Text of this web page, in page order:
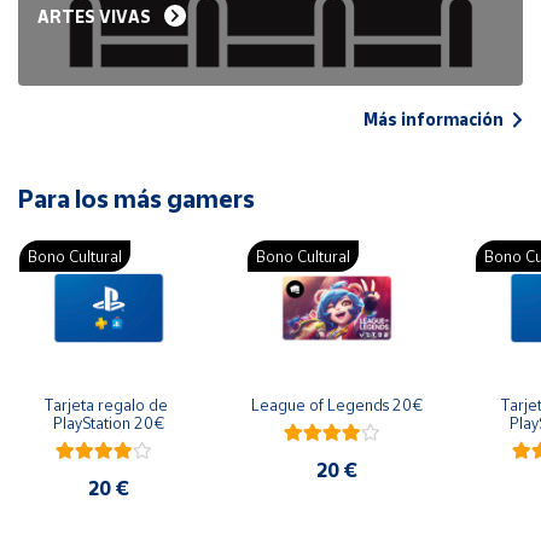
ARTES VIVAS
Más información
Para los más gamers
Bono Cultural
Tarjeta regalo de
PlayStation 20€
20 €
Bono Cultural
League of Legends 20€
20 €
Bono